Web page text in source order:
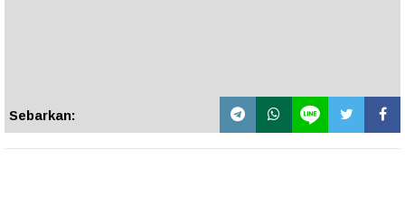
Sebarkan: